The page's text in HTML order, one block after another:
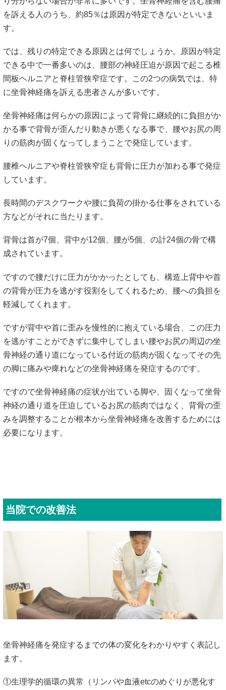
を訴える人のうち、約85％は原因が特定できないといいま
す。
では、残りの特定できる原因とは何でしょうか。原因が特定
できる中で一番多いのは、腰部の神経圧迫が原因で起こる椎
間板ヘルニアと脊柱管狭窄症です。この2つの病気では、特
に坐骨神経痛を訴える患者さんが多いです。
坐骨神経痛は何らかの原因によって背骨に継続的に負担がか
かる事で背骨が歪んだり動きが悪くなる事で、腰やお尻の周
りの筋肉が固くなってしまうことで発症しています。
腰椎ヘルニアや脊柱管狭窄症も背骨に圧力が加わる事で発症
しています。
長時間のデスクワークや腰に負荷の掛かる仕事をされている
方などがそれに当たります。
背骨は首が7個、背中が12個、腰が5個、の計24個の骨で構
成されています。
ですので腰だけに圧力がかかったとしても、構造上背中や首
の背骨が圧力を逃がす役割をしてくれるため、腰への負担を
軽減してくれます。
ですが背中や首に歪みを慢性的に抱えている場合、この圧力
を逃がすことができずに集中してしまい腰やお尻の周辺の坐
骨神経の通り道になっている付近の筋肉が固くなってその先
の脚に痛みや痺れなどの坐骨神経痛を発症するのです。
ですので坐骨神経痛の症状が出ている脚や、固くなって坐骨
神経の通り道を圧迫しているお尻の筋肉ではなく、背骨の歪
みを調整することが根本から坐骨神経痛を改善するためには
必要になります。
当院での改善法
坐骨神経痛を発症するまでの体の変化をわかりやすく表記し
ます。
①生理学的循環の異常（リンパや血液etcのめぐりが悪化す